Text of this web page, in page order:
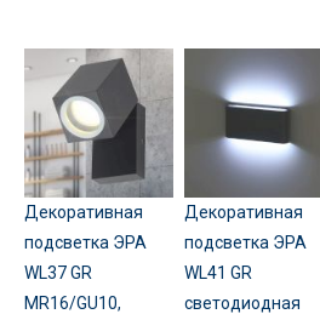
Декоративная
подсветка ЭРА
WL37 GR
MR16/GU10,
Декоративная
подсветка ЭРА
WL41 GR
светодиодная